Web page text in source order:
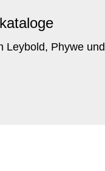
Leybold, Phywe